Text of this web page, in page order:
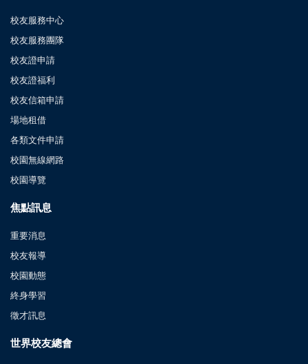
校友服務中心
校友服務團隊
校友證申請
校友證福利
校友信箱申請
場地租借
各類文件申請
校園無線網路
校園導覽
焦點訊息
重要消息
校友報導
校園動態
終身學習
徵才訊息
世界校友總會